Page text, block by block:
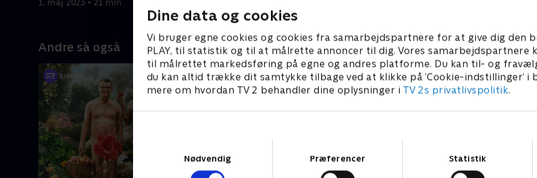
Dine data og cookies
Vi bruger egne cookies og cookies fra samarbejdspartnere for at give dig den
PLAY, til statistik og til at målrette annoncer til dig. Vores samarbejdspartnere
til målrettet markedsføring på egne og andres platforme. Du kan til- og
du kan altid trække dit samtykke tilbage ved at klikke på ’Cookie-indstillinger’ i
mere om hvordan TV 2 behandler dine oplysninger i TV 2s privatlivspolitik.
Nødvendig
Præferencer Statistik
1. maj 2023 • 21 min
Andre så også